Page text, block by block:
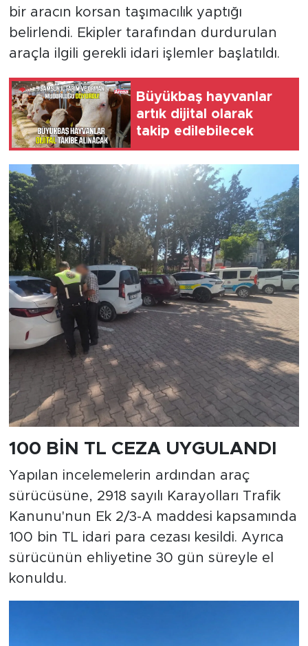
bir aracın korsan taşımacılık yaptığı
belirlendi. Ekipler tarafından durdurulan
araçla ilgili gerekli idari işlemler başlatıldı.
Büyükbaş hayvanlar
artık dijital olarak
takip edilebilecek
100 BİN TL CEZA UYGULANDI
Yapılan incelemelerin ardından araç
sürücüsüne, 2918 sayılı Karayolları Trafik
Kanunu'nun Ek 2/3-A maddesi kapsamında
100 bin TL idari para cezası kesildi. Ayrıca
sürücünün ehliyetine 30 gün süreyle el
konuldu.